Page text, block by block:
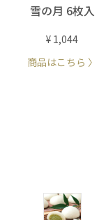
雪の月 6枚入
¥ 1,044
商品はこちら 〉